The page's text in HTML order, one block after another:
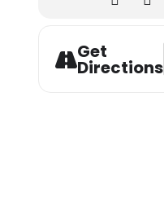
Get
Directions